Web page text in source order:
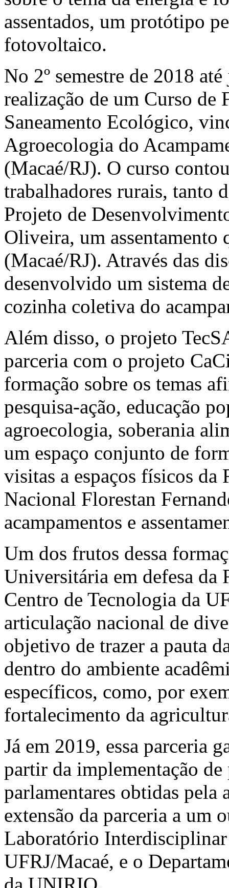
assentados, um protótipo
fotovoltaico.
No 2º semestre de 2018
realização de um Curso de
Saneamento Ecológico,
Agroecologia do
(Macaé/RJ). O curso
trabalhadores rurais, tanto
Projeto de
Oliveira, um assentamento
(Macaé/RJ). Através das
desenvolvido um sistema
cozinha coletiva do
Além disso, o projeto
parceria com o projeto
formação sobre os temas
pesquisa-ação, educação
agroecologia, soberania
um espaço conjunto de
visitas a espaços físicos
Nacional Florestan
acampamentos e
Um dos frutos dessa
Universitária em defesa
Centro de Tecnologia da
articulação nacional de
objetivo de trazer a pauta
dentro do ambiente
específicos, como, por
fortalecimento da
Já em 2019, essa parceria
partir da implementação
parlamentares obtidas
extensão da parceria a um
Laboratório
UFRJ/Macaé, e o